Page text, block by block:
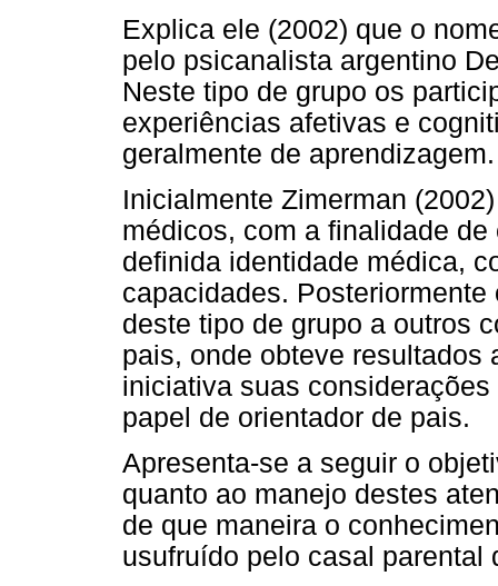
Explica ele (2002) que o
pelo psicanalista argentino
Neste tipo de grupo os
experiências afetivas e
geralmente de aprendizagem.
Inicialmente Zimerman
médicos, com a finalidade
definida identidade médica,
capacidades.
deste tipo de grupo a outros
pais, onde obteve resultados
iniciativa suas
papel de orientador de pais.
Apresenta-se a seguir o
quanto ao manejo destes
de que maneira o
usufruído pelo casal parental